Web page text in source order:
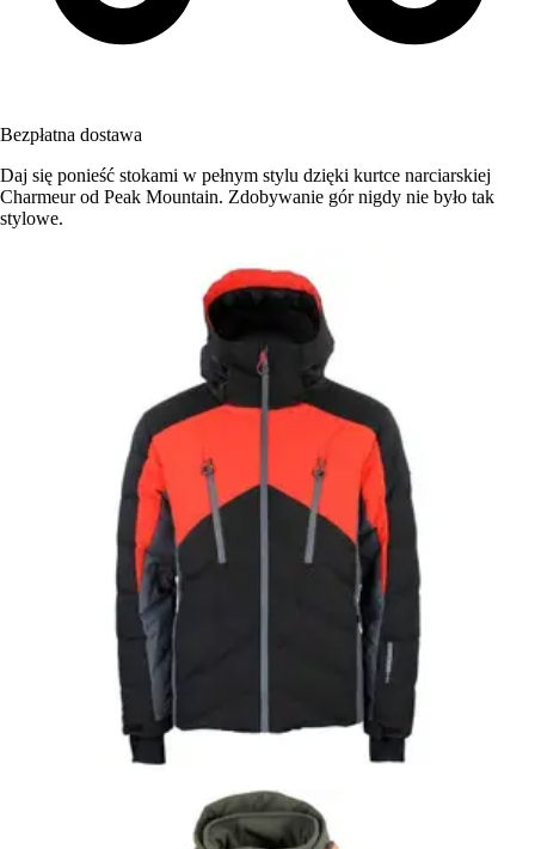
Bezpłatna dostawa
Daj się ponieść stokami w pełnym stylu dzięki kurtce narciarskiej
Charmeur od Peak Mountain. Zdobywanie gór nigdy nie było tak
stylowe.